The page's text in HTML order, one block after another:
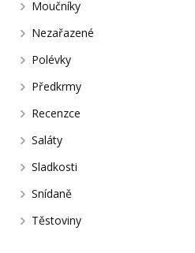
Moučníky
Nezařazené
Polévky
Předkrmy
Recenzce
Saláty
Sladkosti
Snídaně
Těstoviny